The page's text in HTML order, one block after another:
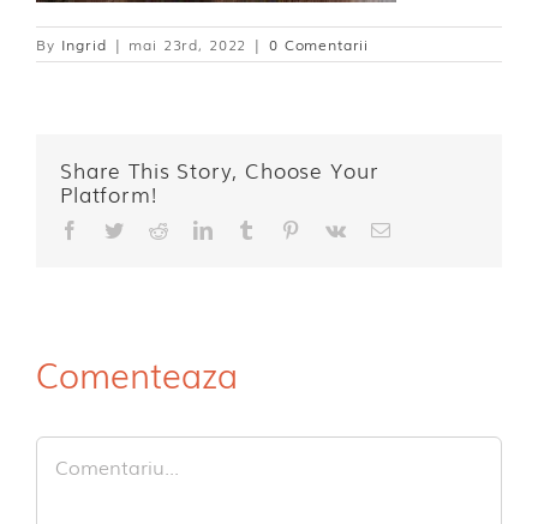
By Ingrid | mai 23rd, 2022 | 0 Comentarii
Share This Story, Choose Your
Platform!
Facebook
TwitterRedditLinkedIn
TumblrPinterest
Vk
E-
Comenteaza
Comment